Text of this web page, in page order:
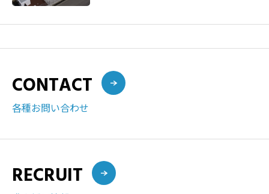
CONTACT
各種お問い合わせ
RECRUIT